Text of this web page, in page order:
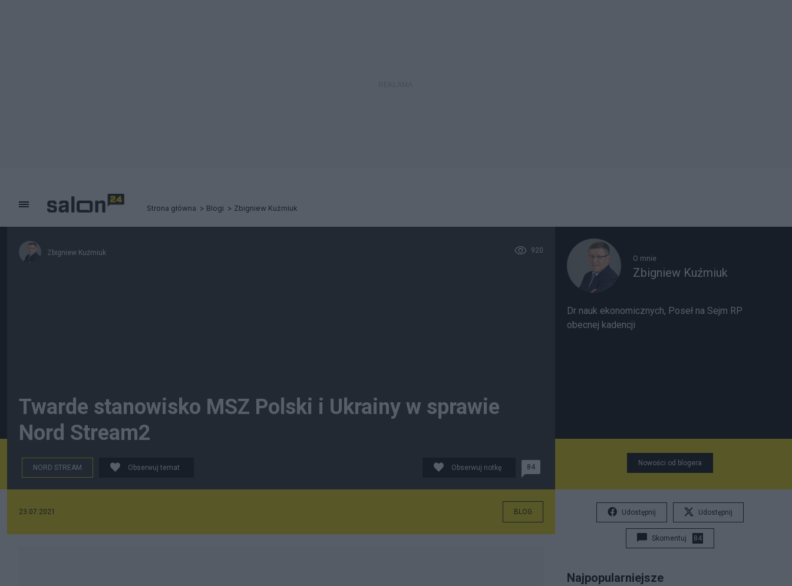
Strona główna Blogi Zbigniew Kuźmiuk
Zbigniew Kuźmiuk 920
Twarde stanowisko MSZ Polski i Ukrainy w sprawie
Nord Stream2
NORD STREAM Obserwuj temat Obserwuj notkę 84
23.07.2021 BLOG
O mnie
Zbigniew Kuźmiuk
Dr nauk ekonomicznych, Poseł na Sejm RP
obecnej kadencji
Nowości od blogera
Udostępnij Udostępnij
Skomentuj 84
Najpopularniejsze